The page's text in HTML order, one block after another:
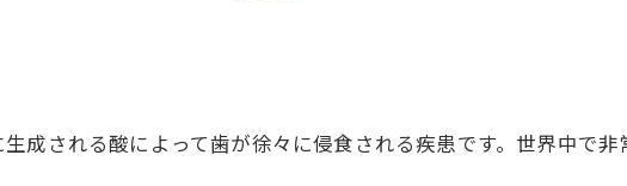
成される酸によって歯が徐々に侵食される疾患です。世界中で